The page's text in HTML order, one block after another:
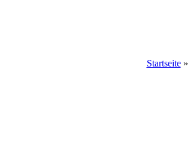
Startseite»